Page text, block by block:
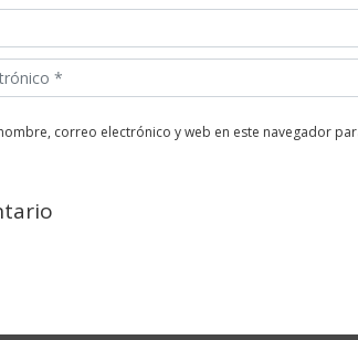
nombre, correo electrónico y web en este navegador